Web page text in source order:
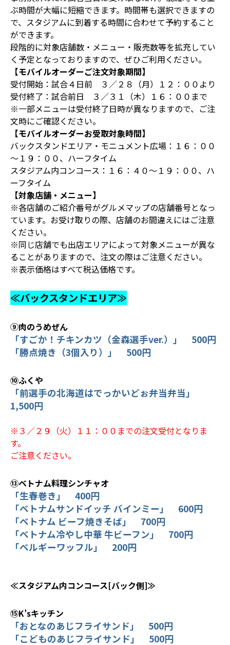
ぶ時間が大幅に短縮できます。時間帯も選択できますの
で、スタジアムに到着する時間に合わせて予約すること
ができます。
段階的に対象店舗数・メニュー・販売数等を拡充してい
く予定となっておりますので、ぜひご利用ください。
【モバイルオーダーご注文対象期間】
受付開始：試合４日前 ３／２８（月）１２：００より
受付終了：試合前日 ３／３１（木）１６：００まで
※一部メニューは受付終了日時が異なりますので、ご注
文時にご確認ください。
【モバイルオーダーお受取対象時間】
バックスタンドエリア・モニュメント広場：１６：００
～１９：００、ハーフタイム
スタジアム内コンコース：１６：４０～１９：００、ハ
ーフタイム
【対象店舗・メニュー】
※各店舗のご紹介番号がグルメマップの店舗番号となっ
ています。お受け取りの際、店舗のお間違えにはご注意
ください。
※同じ店舗でも出店エリアによって対象メニューが異な
ることがありますので、注文の際はご注意ください。
※表示価格はすべて税込価格です。
≪バックスタンドエリア≫
⑨肉のうめぜん
「すごか！チキンカツ（金森選手ver.）」 500円
「勝点焼き（3個入り）」 500円
⑩ふくや
「前選手の北海道はでっかいどぉ弁当弁当」
1,500円
※３／２９（火）１１：００までの注文受付となりま
す。
ご注意ください。
⑬ベトナム料理シンチャオ
「生春巻き」 400円
「ベトナムサンドイッチ バインミー」 600円
「ベトナム ビーフ焼きそば」 700円
「ベトナム冷やし中華 牛ビーフン」 700円
「ベルギーワッフル」 200円
≪スタジアム内コンコース[バック側]≫
⑮K’sキッチン
「おとなのあじフライサンド」 500円
「こどものあじフライサンド」 500円